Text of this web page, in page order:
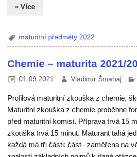
» Více
maturitní předměty 2022
Chemie – maturita 2021/
01.09.2021 Vladimír Šmahaj
Profilová maturitní zkouška z chemie,
Maturitní zkouška z chemie proběhne
před maturitní komisí. Příprava trvá 15
zkouška trvá 15 minut. Maturant tahá
každá má tři části: část– zaměřena na